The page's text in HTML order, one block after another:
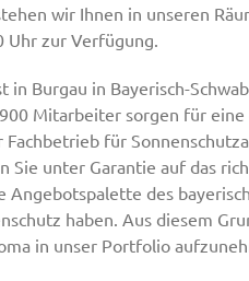
wir Ihnen in unseren
Uhr zur Verfügung.
in Burgau in Bayerisch-
Mitarbeiter sorgen für
für
Sie unter Garantie auf das
des
haben. Aus diesem
in unser Portfolio